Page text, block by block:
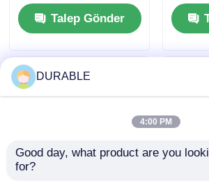
Motor Tipi Maksimum
dayanıklılık ve
performans için
Talep Gönder
Dizel
DURABLE
4:00 PM
Good day, what product are you
for?